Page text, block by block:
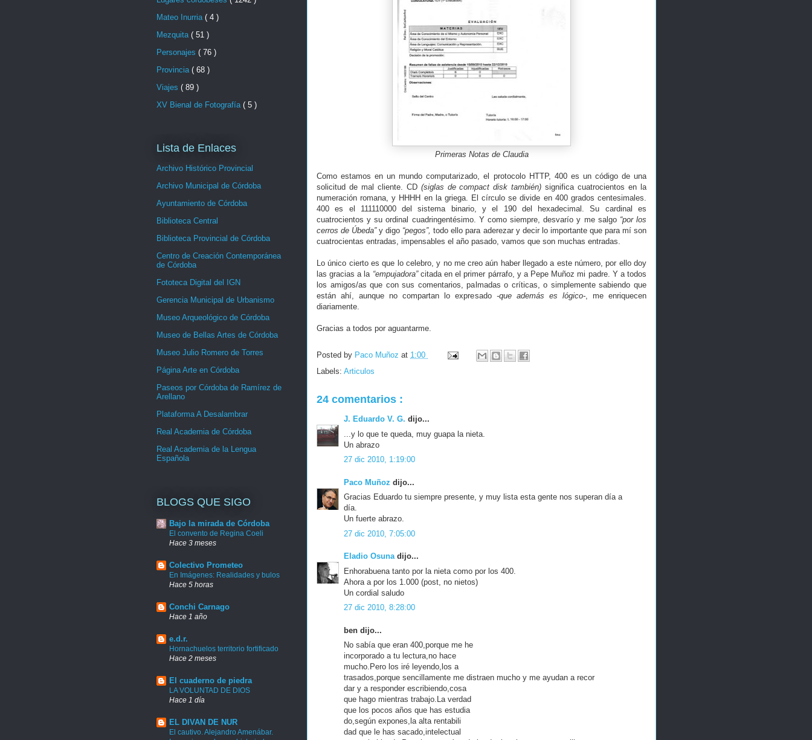
Primeras Notas de Claudia
Como estamos en un mundo computarizado, el protocolo HTTP, 400 es un código de una
solicitud de mal cliente. CD (siglas de compact disk también) significa cuatrocientos en la
numeración romana, y HHHH en la griega. El círculo se divide en 400 grados centesimales.
400 es el 111110000 del sistema binario, y el 190 del hexadecimal. Su cardinal es
cuatrocientos y su ordinal cuadringentésimo. Y como siempre, desvarío y me salgo “por los
cerros de Úbeda”y digo “pegos”,todo ello para aderezar y decir lo importante que para mí son
cuatrocientas entradas, impensables el año pasado, vamos que son muchas entradas.
Lo único cierto es que lo celebro, y no me creo aún haber llegado a este número, por ello doy
las gracias a la “empujadora”citada en el primer párrafo, y a Pepe Muñoz mi padre. Y a todos
los amigos/as que con sus comentarios, palmadas o críticas, o simplemente sabiendo que
están ahí, aunque no compartan lo expresado -que además es lógico-, me enriquecen
diariamente.
Gracias a todos por aguantarme.
Posted by Paco Muñoz at 1:00
Labels: Articulos
24 comentarios :
J. Eduardo V. G. dijo...
...y lo que te queda, muy guapa la nieta.
Un abrazo
27 dic 2010, 1:19:00
Paco Muñoz dijo...
Gracias Eduardo tu siempre presente, y muy lista esta gente nos superan día a
día.
Un fuerte abrazo.
27 dic 2010, 7:05:00
Eladio Osuna dijo...
Enhorabuena tanto por la nieta como por los 400.
Ahora a por los 1.000 (post, no nietos)
Un cordial saludo
27 dic 2010, 8:28:00
ben dijo...
No sabía que eran 400,porque me he
incorporado a tu lectura,no hace
mucho.Pero los iré leyendo,los a
trasados,porque sencillamente me distraen mucho y me ayudan a recor
dar y a responder escribiendo,cosa
que hago mientras trabajo.La verdad
que los pocos años que has estudia
do,según expones,la alta rentabili
dad que le has sacado,intelectual
Mateo Inurria ( 4 )
Mezquita ( 51 )
Personajes ( 76 )
Provincia ( 68 )
Viajes ( 89 )
XV Bienal de Fotografía ( 5 )
Lista de Enlaces
Archivo Histórico Provincial
Archivo Municipal de Córdoba
Ayuntamiento de Córdoba
Biblioteca Central
Biblioteca Provincial de Córdoba
Centro de Creación Contemporánea
de Córdoba
Fototeca Digital del IGN
Gerencia Municipal de Urbanismo
Museo Arqueológico de Córdoba
Museo de Bellas Artes de Córdoba
Museo Julio Romero de Torres
Página Arte en Córdoba
Paseos por Córdoba de Ramírez de
Arellano
Plataforma A Desalambrar
Real Academia de Córdoba
Real Academia de la Lengua
Española
BLOGS QUE SIGO
Bajo la mirada de Córdoba
El convento de Regina Coeli
Hace 3 meses
Colectivo Prometeo
En Imágenes: Realidades y bulos
Hace 5 horas
Conchi Carnago
Hace 1 año
e.d.r.
Hornachuelos territorio fortificado
Hace 2 meses
El cuaderno de piedra
LA VOLUNTAD DE DIOS
Hace 1 día
EL DIVAN DE NUR
El cautivo. Alejandro Amenábar.